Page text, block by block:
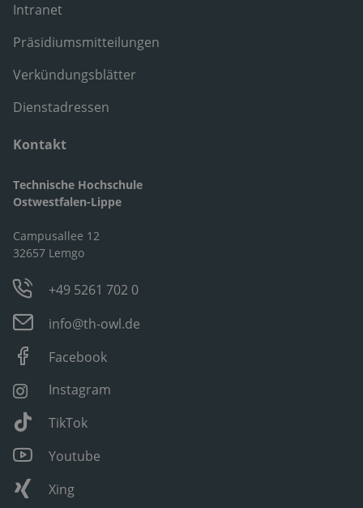
Intranet
Präsidiumsmitteilungen
Verkündungsblätter
Dienstadressen
Kontakt
Technische Hochschule
Ostwestfalen-Lippe
Campusallee 12
32657 Lemgo
+49 5261 702 0
info@th-owl.de
Facebook
Instagram
TikTok
Youtube
Xing